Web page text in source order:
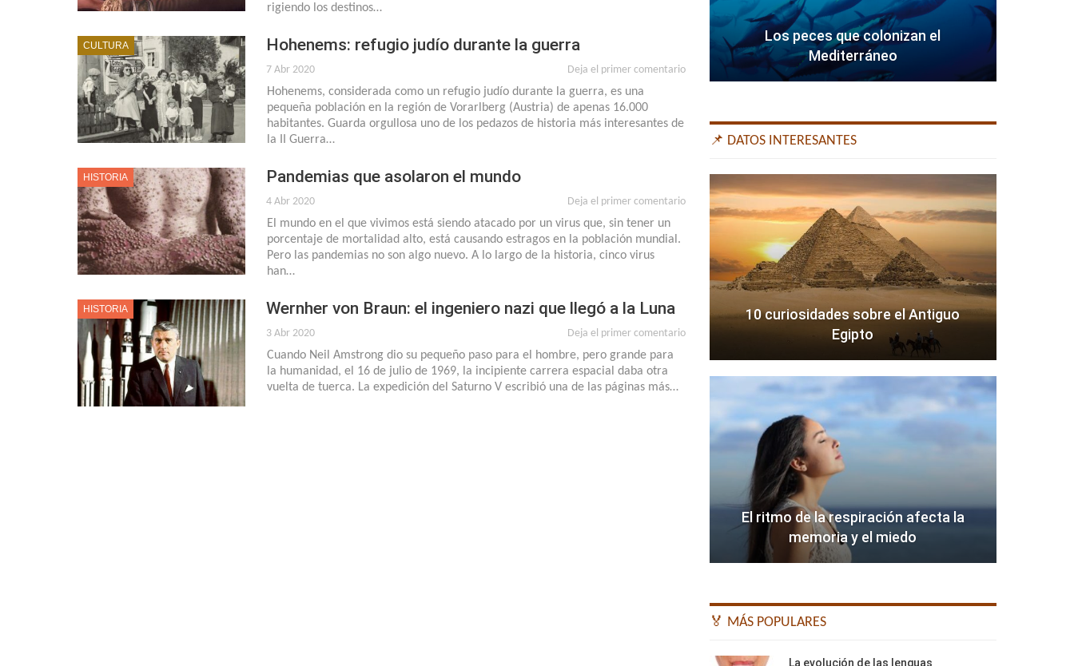
rigiendo los destinos…
CULTURA Hohenems: refugio judío durante la guerra
7 Abr 2020 Deja el primer comentario
Hohenems, considerada como un refugio judío durante la guerra, es una
pequeña población en la región de Vorarlberg (Austria) de apenas 16.000
habitantes. Guarda orgullosa uno de los pedazos de historia más interesantes de
la II Guerra…
HISTORIA Pandemias que asolaron el mundo
4 Abr 2020 Deja el primer comentario
El mundo en el que vivimos está siendo atacado por un virus que, sin tener un
porcentaje de mortalidad alto, está causando estragos en la población mundial.
Pero las pandemias no son algo nuevo. A lo largo de la historia, cinco virus
han…
HISTORIA Wernher von Braun: el ingeniero nazi que llegó a la Luna
3 Abr 2020 Deja el primer comentario
Cuando Neil Amstrong dio su pequeño paso para el hombre, pero grande para
la humanidad, el 16 de julio de 1969, la incipiente carrera espacial daba otra
vuelta de tuerca. La expedición del Saturno V escribió una de las páginas más…
Los peces que colonizan el
Mediterráneo
📌 DATOS INTERESANTES
10 curiosidades sobre el Antiguo
Egipto
El ritmo de la respiración afecta la
memoria y el miedo
🏅 MÁS POPULARES
La evolución de las lenguas